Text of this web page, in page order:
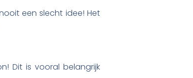
een slecht idee! Het
Dit is vooral belangrijk